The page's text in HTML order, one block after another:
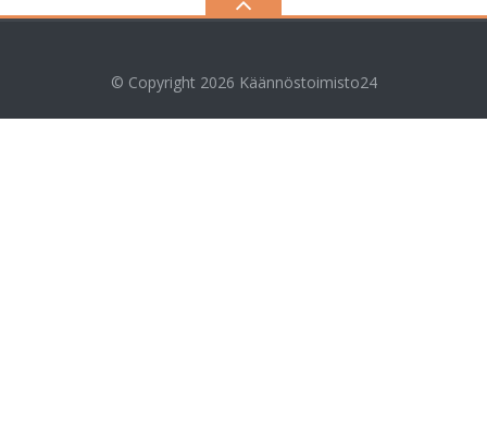
© Copyright 2026 Käännöstoimisto24